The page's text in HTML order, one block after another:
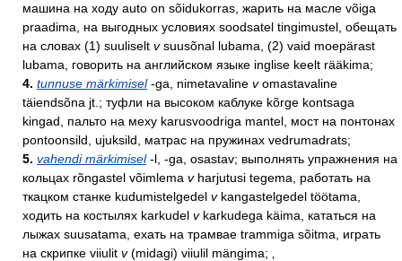
машина на ходу auto on sõidukorras, жарить на масле võiga
praadima, на выгодных условиях soodsatel tingimustel, обещать
на словах (1) suuliselt vsuusõnal lubama, (2) vaid moepärast
lubama, говорить на английском языке inglise keelt rääkima;
4. tunnuse märkimisel-ga, nimetavaline vomastavaline
täiendsõna jt.; туфли на высоком каблуке kõrge kontsaga
kingad, пальто на меху karusvoodriga mantel, мост на понтонах
pontoonsild, ujuksild, матрас на пружинах vedrumadrats;
5. vahendi märkimisel-l, -ga, osastav; выполнять упражнения на
кольцах rõngastel võimlema vharjutusi tegema, работать на
ткацком станке kudumistelgedel vkangastelgedel töötama,
ходить на костылях karkudel vkarkudega käima, кататься на
лыжах suusatama, ехать на трамвае trammiga sõitma, играть
на скрипке viiulit v(midagi) viiulil mängima; ‚